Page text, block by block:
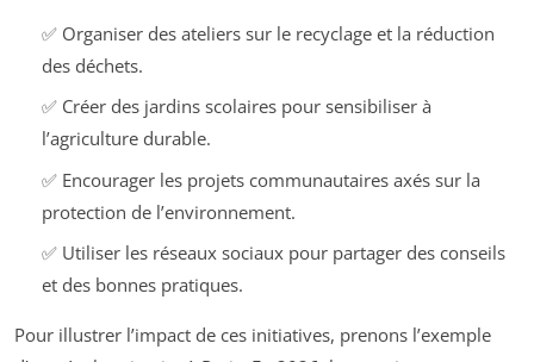
✅ Organiser des ateliers sur le recyclage et la réduction
des déchets.
✅ Créer des jardins scolaires pour sensibiliser à
l’agriculture durable.
✅ Encourager les projets communautaires axés sur la
protection de l’environnement.
✅ Utiliser les réseaux sociaux pour partager des conseils
et des bonnes pratiques.
Pour illustrer l’impact de ces initiatives, prenons l’exemple